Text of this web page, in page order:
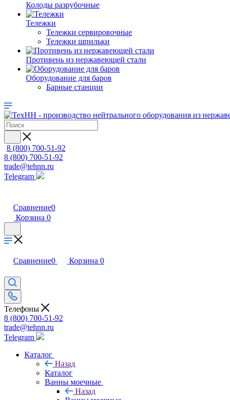
Колоды разрубочные
Тележки
Тележки сервировочные
Тележки шпильки
Противень из нержавеющей стали
Оборудование для баров
Барные станции
8 (800) 700-51-92
8 (800) 700-51-92
trade@tehnn.ru
Telegram
Сравнение0
Корзина 0
Сравнение0 Корзина 0
Телефоны
8 (800) 700-51-92
trade@tehnn.ru
Telegram
Каталог
Назад
Каталог
Ванны моечные
Назад